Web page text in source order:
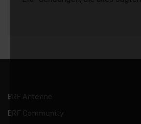
ERF Antenne
ERF Community